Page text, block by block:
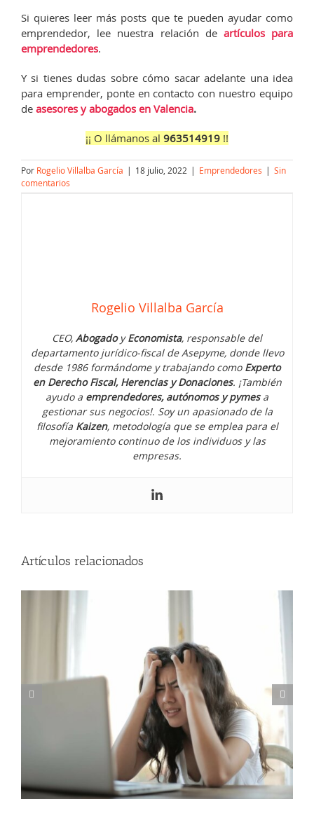
Si quieres leer más posts que te pueden ayudar como
emprendedor, lee nuestra relación de artículos para
emprendedores.
Y si tienes dudas sobre cómo sacar adelante una idea
para emprender, ponte en contacto con nuestro equipo
de asesores y abogados en Valencia.
¡¡ O llámanos al 963514919 !!
Por Rogelio Villalba García | 18 julio, 2022 | Emprendedores | Sin
comentarios
Rogelio Villalba García
CEO, AbogadoyEconomista, responsable del
departamento jurídico-fiscal de Asepyme, donde llevo
desde 1986 formándome y trabajando como Experto
en Derecho Fiscal, Herencias y Donaciones. ¡También
ayudo a emprendedores, autónomos y pymesa
gestionar sus negocios!. Soy un apasionado de la
filosofía Kaizen, metodología que se emplea para el
mejoramiento continuo de los individuos y las
empresas.
Artículos relacionados
Cómo manejar la presión y el estrés
como emprendedor